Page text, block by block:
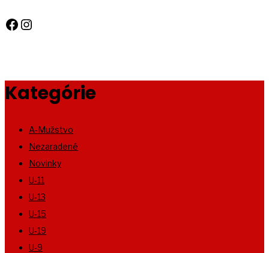
Facebook
Instagram
Kategórie
A-Mužstvo
Nezaradené
Novinky
U-11
U-13
U-15
U-19
U-9